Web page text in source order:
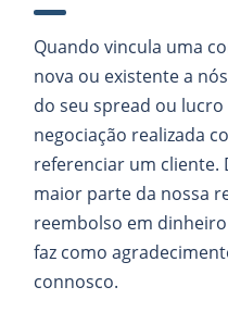
Quando vincula uma
nova ou existente a
do seu spread ou
negociação realizada
referenciar um cliente.
maior parte da nossa
reembolso em
faz como
connosco.